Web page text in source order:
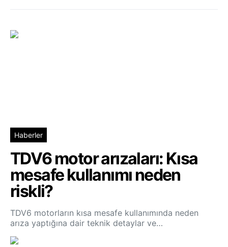
Haberler
TDV6 motor arızaları: Kısa
mesafe kullanımı neden
riskli?
TDV6 motorların kısa mesafe kullanımında neden
arıza yaptığına dair teknik detaylar ve…